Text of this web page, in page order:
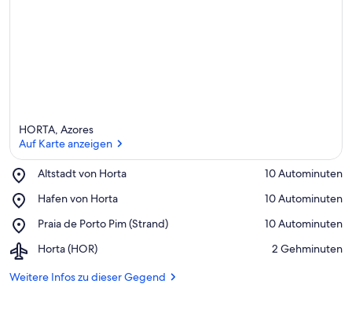
HORTA, Azores
Auf Karte anzeigen
Altstadt von Horta
Place,
von
‪10 Autominuten‬
Hafen von Horta
Place,
von
‪10 Autominuten‬
Praia de Porto Pim (Strand)
Place,
de
Pim
‪10 Autominuten‬
Horta (HOR)
Airport,
(HOR)
‪2 Gehminuten‬
Weitere Infos zu dieser Gegend